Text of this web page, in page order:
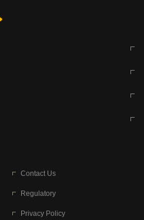
Contact Us
Regulatory
Privacy Policy